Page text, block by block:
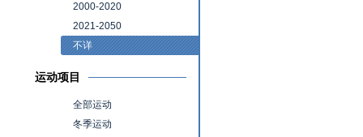
2000-2020
2021-2050
不详
运动项目
全部运动
冬季运动